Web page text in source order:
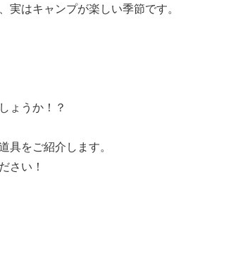
実はキャンプが楽しい季節です。
ょうか！？
具をご紹介します。
さい！